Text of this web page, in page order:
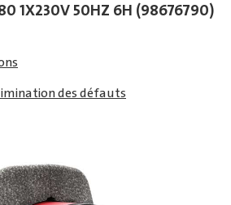
1X230V 50HZ 6H (98676790)
des défauts